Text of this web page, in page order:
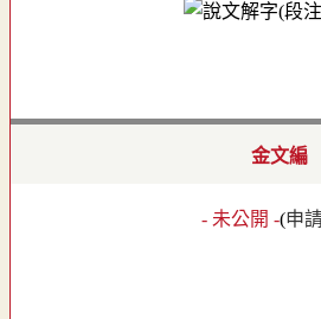
金文編
- 未公開 -(申